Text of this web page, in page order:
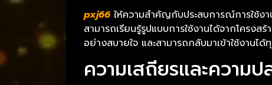
pxj66 ให้ความสำคัญกับประสบการณ์การใช้งา
สามารถเรียนรู้รูปแบบการใช้งานได้จากโครง
อย่างสบายใจ และสามารถกลับมาเข้าใช้งานไ
ความเสถียรและควา